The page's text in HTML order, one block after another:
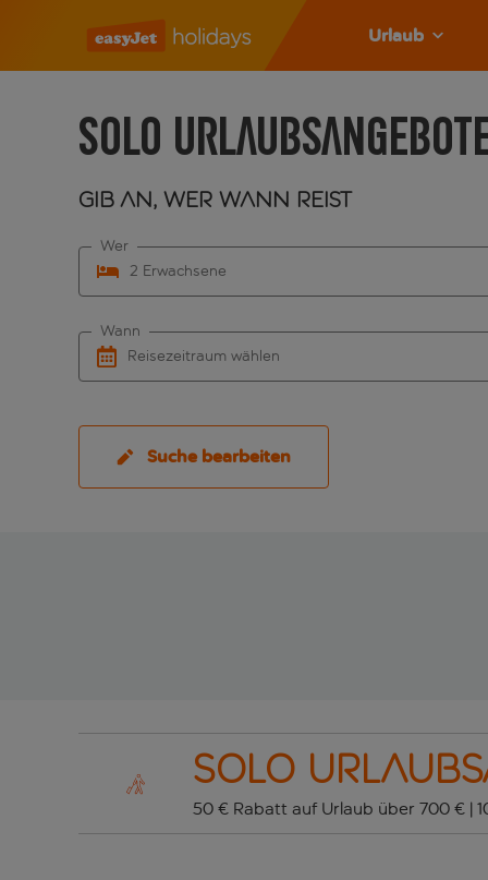
Urlaub
Solo
Gib an, wer wann reist
2 Erwachsene
Wer
Reisezeitraum wählen
Wann
Suche bearbeiten
Solo
50 € Rabatt auf Urlaub über 700 € |